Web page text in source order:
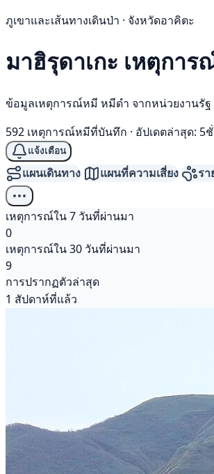
ภูเขาและเส้นทางเดินป่า · จังหวัดอาคิตะ
มาฮิรุดาเกะ เหตุการ
ข้อมูลเหตุการณ์หมี หมีดำ จากหน่วยงานรั
592 เหตุการณ์หมีที่บันทึก · อัปเดตล่าสุด: 5
แจ้งเตือน
แผนเดินทาง แผนที่ความเสี่ยง ร
เหตุการณ์ใน 7 วันที่ผ่านมา
0
เหตุการณ์ใน 30 วันที่ผ่านมา
9
การปรากฏตัวล่าสุด
1 สัปดาห์ที่แล้ว